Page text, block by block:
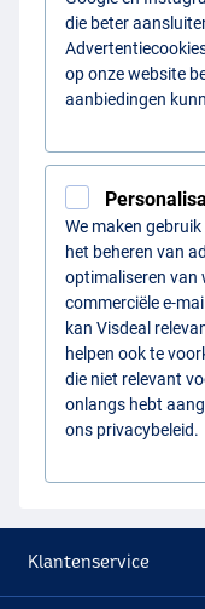
die beter
op onze website
aanbiedingen
We maken
het beheren van
optimaliseren van
commerciële e-
kan Visdeal
helpen ook te
die niet relevant
onlangs hebt
ons privacybeleid.
Klantenservice